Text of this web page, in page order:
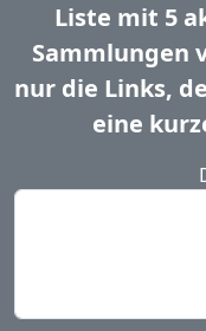
Liste mit 5
Sammlungen
nur die Links,
eine